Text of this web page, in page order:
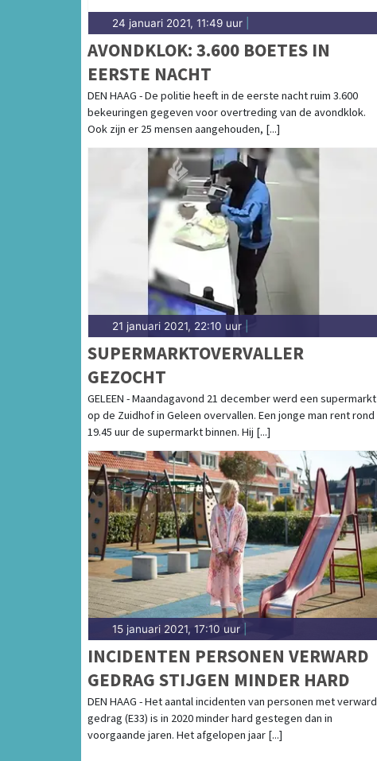
24 januari 2021, 11:49 uur
AVONDKLOK: 3.600 BOETES IN
EERSTE NACHT
DEN HAAG - De politie heeft in de eerste nacht ruim 3.600
bekeuringen gegeven voor overtreding van de avondklok.
Ook zijn er 25 mensen aangehouden, [...]
21 januari 2021, 22:10 uur
SUPERMARKTOVERVALLER
GEZOCHT
GELEEN - Maandagavond 21 december werd een supermarkt
op de Zuidhof in Geleen overvallen. Een jonge man rent rond
19.45 uur de supermarkt binnen. Hij [...]
15 januari 2021, 17:10 uur
INCIDENTEN PERSONEN VERWARD
GEDRAG STIJGEN MINDER HARD
DEN HAAG - Het aantal incidenten van personen met verward
gedrag (E33) is in 2020 minder hard gestegen dan in
voorgaande jaren. Het afgelopen jaar [...]